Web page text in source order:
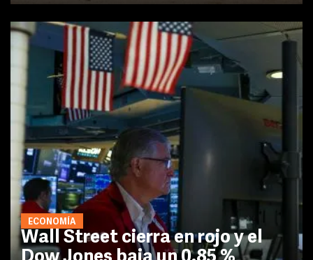
ECONOMÍA
Wall Street cierra en rojo y el